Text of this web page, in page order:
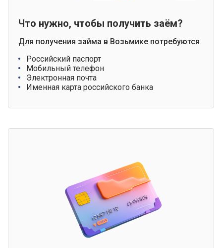
Что нужно, чтобы получить заём?
Для получения займа в Возьмике потребуются
Российский паспорт
Мобильный телефон
Электронная почта
Именная карта российского банка